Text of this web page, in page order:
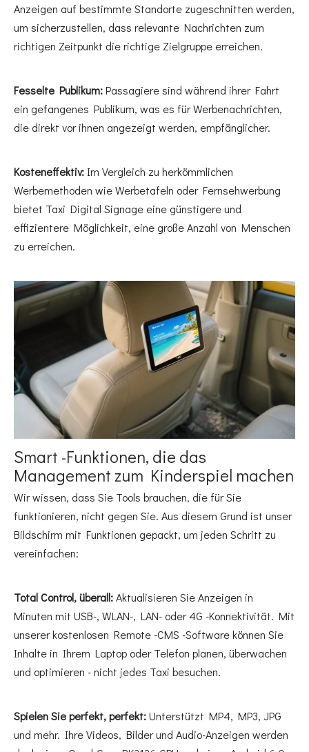
Anzeigen auf bestimmte Standorte zugeschnitten werden,
um sicherzustellen, dass relevante Nachrichten zum
richtigen Zeitpunkt die richtige Zielgruppe erreichen.
Fesselte Publikum:Passagiere sind während ihrer Fahrt
ein gefangenes Publikum, was es für Werbenachrichten,
die direkt vor ihnen angezeigt werden, empfänglicher.
Kosteneffektiv: Im Vergleich zu herkömmlichen
Werbemethoden wie Werbetafeln oder Fernsehwerbung
bietet Taxi Digital Signage eine günstigere und
effizientere Möglichkeit, eine große Anzahl von Menschen
zu erreichen.
Smart -Funktionen, die das
Management zum Kinderspiel machen
Wir wissen, dass Sie Tools brauchen, die für Sie
funktionieren, nicht gegen Sie. Aus diesem Grund ist unser
Bildschirm mit Funktionen gepackt, um jeden Schritt zu
vereinfachen:
Total Control, überall:Aktualisieren Sie Anzeigen in
Minuten mit USB-, WLAN-, LAN- oder 4G -Konnektivität. Mit
unserer kostenlosen Remote -CMS -Software können Sie
Inhalte in Ihrem Laptop oder Telefon planen, überwachen
und optimieren - nicht jedes Taxi besuchen.
Spielen Sie perfekt, perfekt:Unterstützt MP4, MP3, JPG
und mehr. Ihre Videos, Bilder und Audio-Anzeigen werden